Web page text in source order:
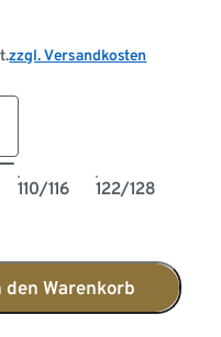
zzgl. Versandkosten
110/116 122/128
den Warenkorb